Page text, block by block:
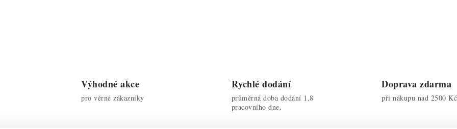
Výhodné akce
pro věrné zákazníky
Rychlé dodání
průměrná doba dodání 1,8
pracovního dne.
Doprava zdarma
při nákupu nad 2500 Kč